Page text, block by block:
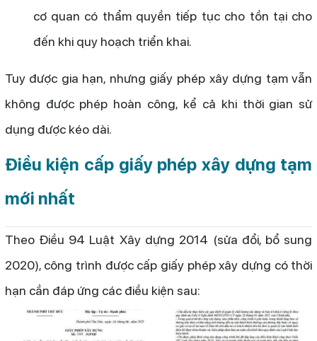
cơ quan có thẩm quyền tiếp tục cho tồn tại cho
đến khi quy hoạch triển khai.
Tuy được gia hạn, nhưng giấy phép xây dựng tạm vẫn
không được phép hoàn công, kể cả khi thời gian sử
dụng được kéo dài.
Điều kiện cấp giấy phép xây dựng tạm
mới nhất
Theo Điều 94 Luật Xây dựng 2014 (sửa đổi, bổ sung
2020), công trình được cấp giấy phép xây dựng có thời
hạn cần đáp ứng các điều kiện sau: